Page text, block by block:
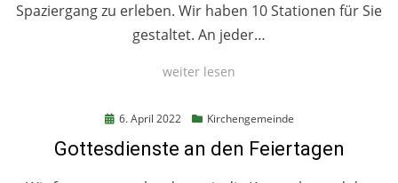
Spaziergang zu erleben. Wir haben 10 Stationen für Sie
gestaltet. An jeder…
weiter lesen
Posted6. April 2022 Kirchengemeinde
Gottesdienste an den Feiertagen